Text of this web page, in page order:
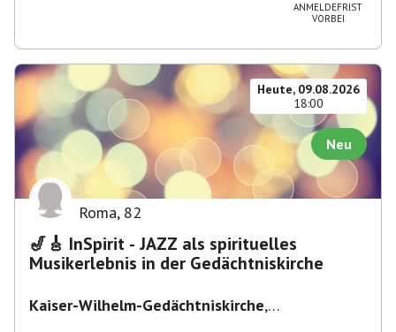
ANMELDEFRIST
VORBEI
Heute, 09.08.2026
18:00
Neu
Roma, 82
🎷🎸 InSpirit - JAZZ als spirituelles
Musikerlebnis in der Gedächtniskirche
Kaiser-Wilhelm-Gedächtniskirche,